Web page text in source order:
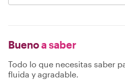
Buenoa saber
Todo lo que necesitas saber
fluida y agradable.